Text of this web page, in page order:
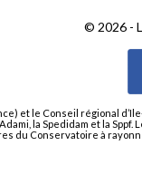
© 2026 -
et le Conseil régional
la Spedidam et la
du Conservatoire à